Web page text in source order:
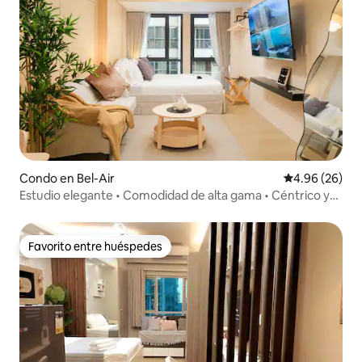
Condo en Bel-Air Calificación
4.96 (26)
Estudio elegante • Comodidad de alta gama • Céntrico y
Favorito entre huéspedes
Favorito entre huéspedes